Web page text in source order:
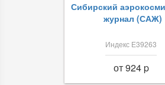
Сибирский
журнал (САЖ)
Индекс Е39263
от 924 p